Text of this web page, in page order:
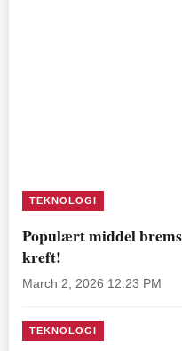
TEKNOLOGI
Populært middel
kreft!
March 2, 2026 12:23 PM
TEKNOLOGI